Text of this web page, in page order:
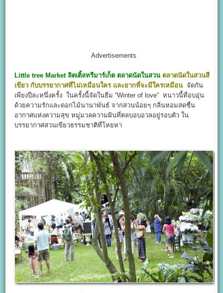
Advertisements
Little tree Market ลิตเติ้ลทรีมาร์เก็ต ตลาดนัดในสวน ตลาดนัดในสวนสี
เขียว กับบรรยากาศที่ไม่เหมือนใคร และยากที่จะมีใครเหมือน จัดกัน
เพียงปีละหนึ่งครั้ง ในครั้งนี้จัดในธีม “Winter of love” หนาวนี้ที่อบอุ่น
ด้วยความรักและดอกไม้นานาพันธ์ จากสวนน้อยๆ กลิ่นหอมสดชื่น
อากาศแห่งความสุข หมู่มวลความฝันที่ตลบอบอวลอยู่รอบตัว ใน
บรรยากาศสวนเขียวธรรมชาติที่โหยหา